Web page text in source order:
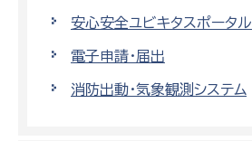
安心安全ユビキタスポータル
電子申請・届出
消防出動・気象観測システム